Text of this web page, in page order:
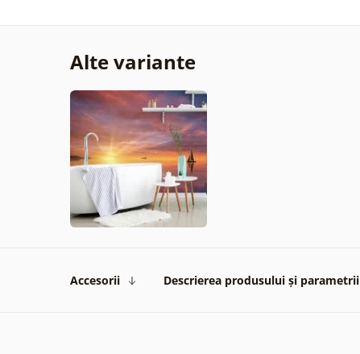
Alte variante
Accesorii Descrierea produsului și parametrii